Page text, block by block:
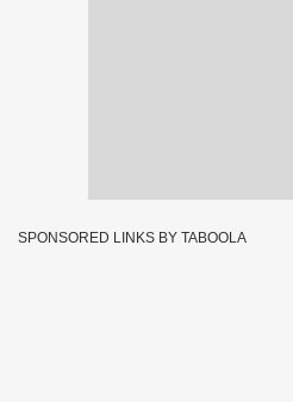
SPONSORED LINKS BY TABOOLA